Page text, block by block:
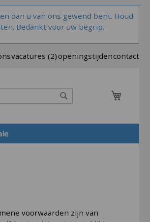
dan u van ons gewend bent. Houd
Bedankt voor uw begrip.
vacatures (2)openingstijdencontact
voorwaarden zijn van